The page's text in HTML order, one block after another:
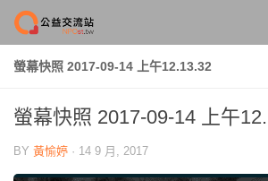
Skip to content
螢幕快照 2017-09-14 上午12.13.32
螢幕快照 2017-09-14 上午
BY 黃愉婷 · 14 9 月, 2017